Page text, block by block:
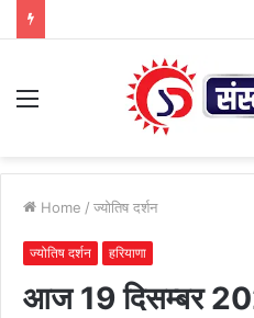
Menu
Home / ज्योतिष दर्शन
ज्योतिष दर्शन हरियाणा
आज 19 दिसम्बर